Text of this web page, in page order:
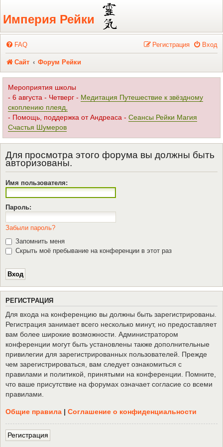
Регистрация
Империя Рейки
FAQ Вход
Регистрация
Сайт Форум Рейки
Мероприятия школы
- 6 августа - Четверг - Медитация Путешествие к звёздному
скоплению плеяд,
- Помощь, поддержка от Андреаса - Сеансы Рейки Магия
Счастья Шумеров
Для просмотра этого форума вы должны быть
авторизованы.
Имя пользователя:
Пароль:
Забыли пароль?
Запомнить меня
Скрыть моё пребывание на конференции в этот раз
РЕГИСТРАЦИЯ
Для входа на конференцию вы должны быть зарегистрированы.
Регистрация занимает всего несколько минут, но предоставляет
вам более широкие возможности. Администратором
конференции могут быть установлены также дополнительные
привилегии для зарегистрированных пользователей. Прежде
чем зарегистрироваться, вам следует ознакомиться с
правилами и политикой, принятыми на конференции. Помните,
что ваше присутствие на форумах означает согласие со всеми
правилами.
Общие правила | Соглашение о конфиденциальности
Регистрация